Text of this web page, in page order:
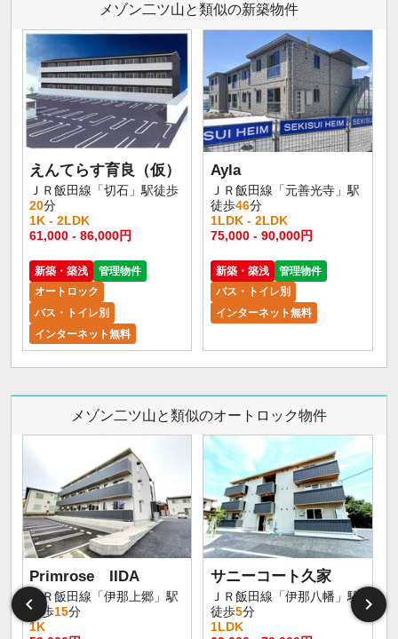
メゾン二ツ山と類似の新築物件
えんてらす育良（仮）
ＪＲ飯田線「切石」駅徒歩
20分
1K - 2LDK
61,000 - 86,000円
新築・築浅
管理物件
オートロック
バス・トイレ別
インターネット無料
Ayla
ＪＲ飯田線「元善光寺」駅
徒歩46分
1LDK - 2LDK
75,000 - 90,000円
新築・築浅
管理物件
バス・トイレ別
インターネット無料
メゾン二ツ山と類似のオートロック物件
Primrose IIDA
ＪＲ飯田線「伊那上郷」駅
徒歩15分
1K
サニーコート久家
ＪＲ飯田線「伊那八幡」駅
徒歩5分
1LDK